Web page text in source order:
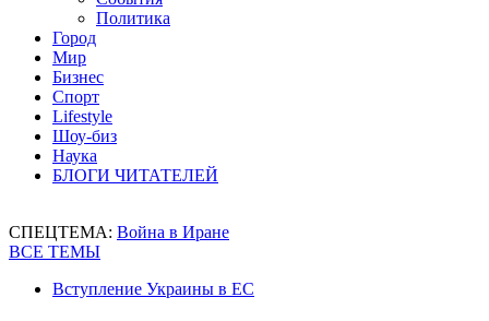
Политика
Город
Мир
Бизнес
Спорт
Lifestyle
Шоу-биз
Наука
БЛОГИ ЧИТАТЕЛЕЙ
СПЕЦТЕМА: Война в Иране
ВСЕ ТЕМЫ
Вступление Украины в ЕС